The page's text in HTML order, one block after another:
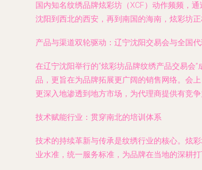
国内知名纹绣品牌炫彩坊（XCF）动作频频，
沈阳到西北的西安，再到南国的海南，炫彩坊
产品与渠道双轮驱动：辽宁沈阳交易会与全国
在辽宁沈阳举行的“炫彩坊品牌纹绣产品交易会
品，更旨在为品牌拓展更广阔的销售网络。会
更深入地渗透到地方市场，为代理商提供有竞
技术赋能行业：贯穿南北的培训体系
技术的持续革新与传承是纹绣行业的核心。炫
业水准，统一服务标准，为品牌在当地的深耕打